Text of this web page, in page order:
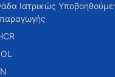
Ιατρικώς